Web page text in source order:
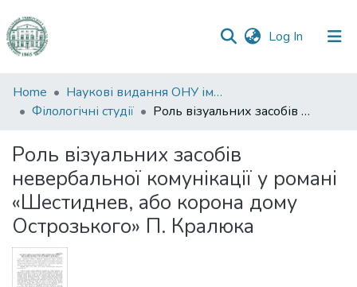
Log In (current)
Communities
&
All of DSpace
Statistics
Home
Наукові видання ОНУ імені І. І. Мечникова
Філологічні студії
Роль візуальних засобів невербальної комунікації у романі «Шестиднев, або корона дому Острозького» П. Кралюка
Роль візуальних засобів
невербальної комунікації у романі
«Шестиднев, або корона дому
Острозького» П. Кралюка